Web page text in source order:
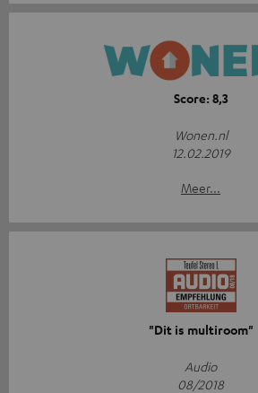
Score: 8,3
Wonen.nl
12.02.2019
Meer...
"Dit is multiroom"
Audio
08/2018